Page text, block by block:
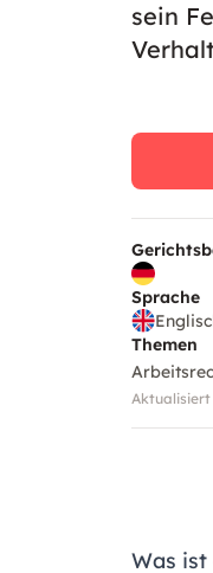
sein
Sprache
Themen
Aktualisiert
Was